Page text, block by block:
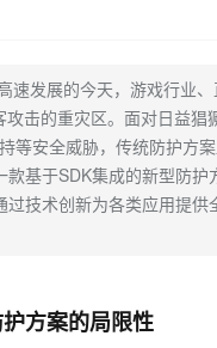
速发展的今天，游戏行业
攻击的重灾区。面对日益猖
等安全威胁，传统防护方
款基于SDK集成的新型防
过技术创新为各类应用提供
方案的局限性